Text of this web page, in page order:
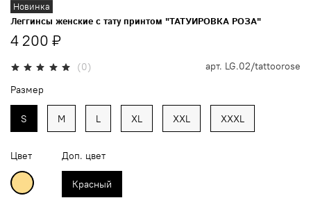
Новинка
(0) арт. LG.02/tattoorose
Леггинсы женские с тату принтом "ТАТУИРОВКА РОЗА"
4 200 ₽
Размер
S M L XL XXL XXXL
Цвет Доп. цвет
Красный